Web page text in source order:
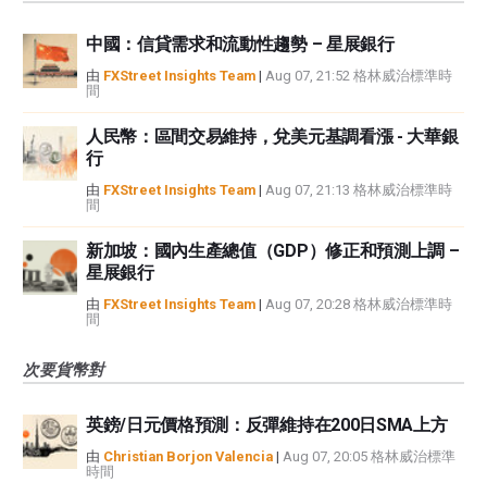
中國：信貸需求和流動性趨勢 – 星展銀行
由 FXStreet Insights Team | Aug 07, 21:52 格林威治標準時
間
人民幣：區間交易維持，兌美元基調看漲 - 大華銀
行
由 FXStreet Insights Team | Aug 07, 21:13 格林威治標準時
間
新加坡：國內生產總值（GDP）修正和預測上調 –
星展銀行
由 FXStreet Insights Team | Aug 07, 20:28 格林威治標準時
間
次要貨幣對
英鎊/日元價格預測：反彈維持在200日SMA上方
由 Christian Borjon Valencia | Aug 07, 20:05 格林威治標準
時間